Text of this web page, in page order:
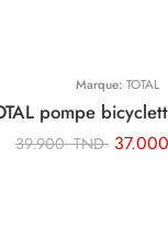
Marque: TOTAL
39.900TND